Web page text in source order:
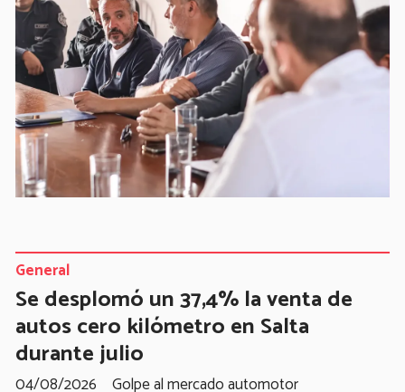
Se desplomó un 37,4% la venta de
autos cero kilómetro en Salta
durante julio
Golpe al mercado automotor
General
04/08/2026